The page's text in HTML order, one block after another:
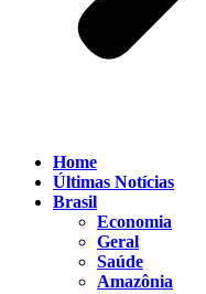
Home
Últimas Notícias
Brasil
Economia
Geral
Saúde
Amazônia